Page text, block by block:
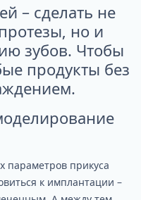
– сделать не
но и
зубов. Чтобы
продукты без
параметров прикуса
к имплантации –